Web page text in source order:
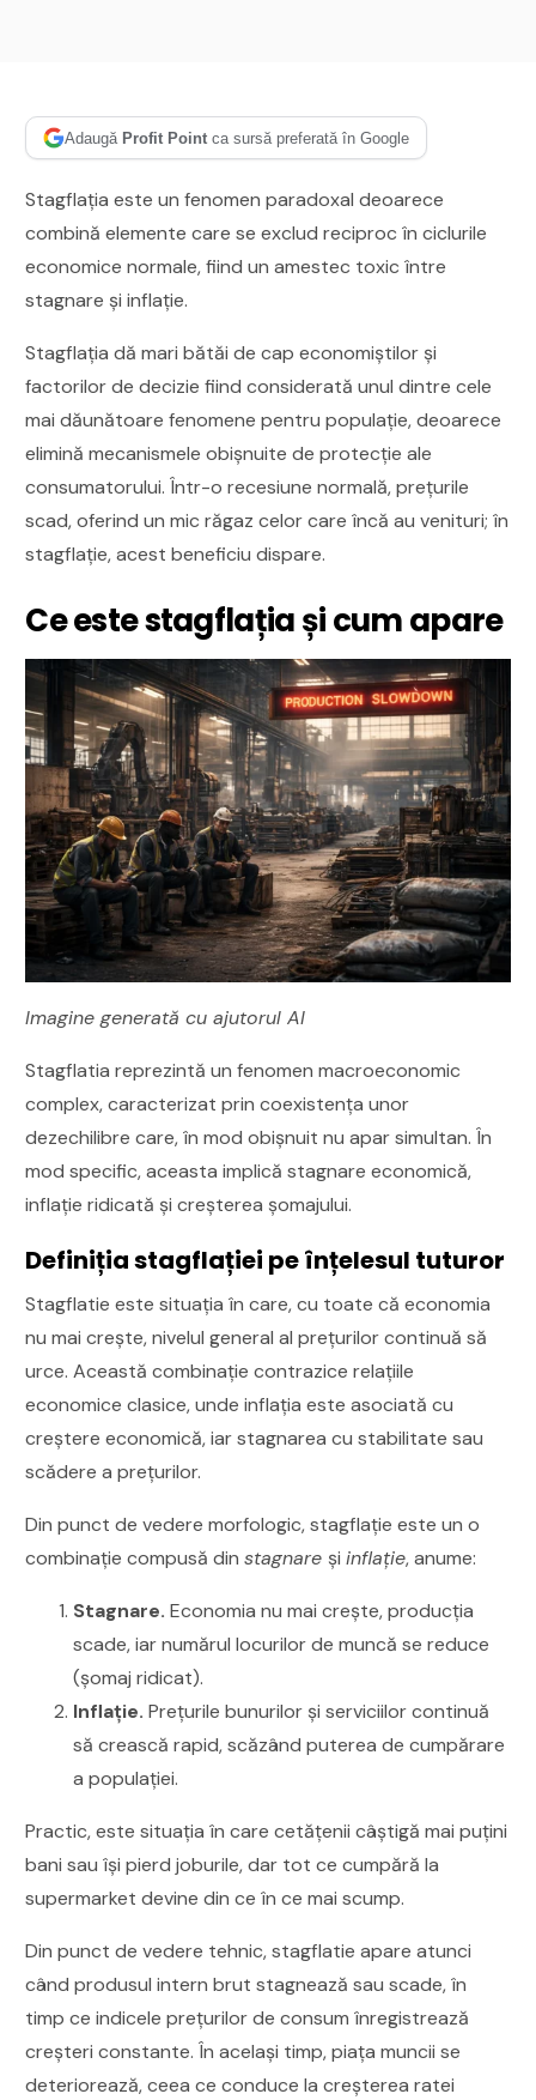
Adaugă Profit Point ca sursă preferată în Google
Stagflația este un fenomen paradoxal deoarece
combină elemente care se exclud reciproc în ciclurile
economice normale, fiind un amestec toxic între
stagnare și inflație.
Stagflația dă mari bătăi de cap economiștilor și
factorilor de decizie fiind considerată unul dintre cele
mai dăunătoare fenomene pentru populație, deoarece
elimină mecanismele obișnuite de protecție ale
consumatorului. Într-o recesiune normală, prețurile
scad, oferind un mic răgaz celor care încă au venituri; în
stagflație, acest beneficiu dispare.
Ce este stagflația și cum apare
Imagine generată cu ajutorul AI
Stagflatia reprezintă un fenomen macroeconomic
complex, caracterizat prin coexistența unor
dezechilibre care, în mod obișnuit nu apar simultan. În
mod specific, aceasta implică stagnare economică,
inflație ridicată și creșterea șomajului.
Definiția stagflației pe înțelesul tuturor
Stagflatie este situația în care, cu toate că economia
nu mai crește, nivelul general al prețurilor continuă să
urce. Această combinație contrazice relațiile
economice clasice, unde inflația este asociată cu
creștere economică, iar stagnarea cu stabilitate sau
scădere a prețurilor.
Din punct de vedere morfologic, stagflație este un o
combinație compusă dinstagnare șiinflație, anume:
Stagnare. Economia nu mai crește, producția
scade, iar numărul locurilor de muncă se reduce
(șomaj ridicat).
Inflație. Prețurile bunurilor și serviciilor continuă
să crească rapid, scăzând puterea de cumpărare
a populației.
Practic, este situația în care cetățenii câștigă mai puțini
bani sau își pierd joburile, dar tot ce cumpără la
supermarket devine din ce în ce mai scump.
Din punct de vedere tehnic, stagflatie apare atunci
când produsul intern brut stagnează sau scade, în
timp ce indicele prețurilor de consum înregistrează
creșteri constante. În același timp, piața muncii se
deteriorează, ceea ce conduce la creșterea ratei